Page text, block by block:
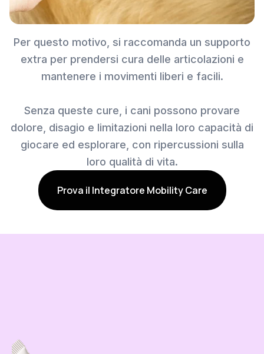
Per questo motivo, si raccomanda un supporto
extra per prendersi cura delle articolazioni e
mantenere i movimenti liberi e facili.
Senza queste cure, i cani possono provare
dolore, disagio e limitazioni nella loro capacità di
giocare ed esplorare, con ripercussioni sulla
loro qualità di vita.
Prova il Integratore Mobility Care